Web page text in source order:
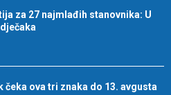
za 27 najmlađih stanovnika: U
čeka ova tri znaka do 13. avgusta